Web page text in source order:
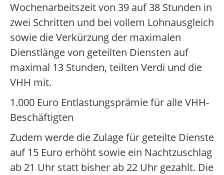
Wochenarbeitszeit von 39 auf 38 Stunden in
zwei Schritten und bei vollem Lohnausgleich
sowie die Verkürzung der maximalen
Dienstlänge von geteilten Diensten auf
maximal 13 Stunden, teilten Verdi und die
VHH mit.
1.000 Euro Entlastungsprämie für alle VHH-
Beschäftigten
Zudem werde die Zulage für geteilte Dienste
auf 15 Euro erhöht sowie ein Nachtzuschlag
ab 21 Uhr statt bisher ab 22 Uhr gezahlt. Die